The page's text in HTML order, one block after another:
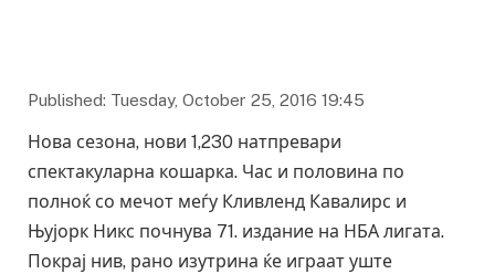
Published: Tuesday, October 25, 2016 19:45
Нова сезона, нови 1,230 натпревари
спектакуларна кошарка. Час и половина по
полноќ со мечот меѓу Кливленд Кавалирс и
Њујорк Никс почнува 71. издание на НБА лигата.
Покрај нив, рано изутрина ќе играат уште